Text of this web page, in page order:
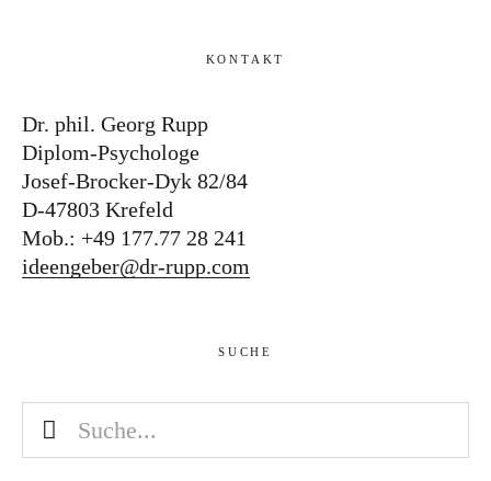
KONTAKT
Dr. phil. Georg Rupp
Diplom-Psychologe
Josef-Brocker-Dyk 82/84
D-47803 Krefeld
Mob.: +49 177.77 28 241
ideengeber@dr-rupp.com
SUCHE